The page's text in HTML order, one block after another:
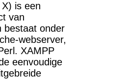
is een
van
bestaat onder
webserver,
XAMPP
eenvoudige